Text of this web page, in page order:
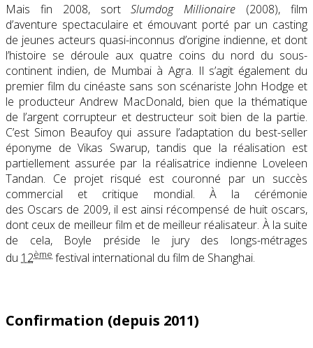
Mais fin 2008, sortSlumdog Millionaire (2008), film
d’aventure spectaculaire et émouvant porté par un casting
de jeunes acteurs quasi-inconnus d’origine indienne, et dont
l’histoire se déroule aux quatre coins du nord du sous-
continent indien, de Mumbai à Agra. Il s’agit également du
premier film du cinéaste sans son scénariste John Hodge et
le producteur Andrew MacDonald, bien que la thématique
de l’argent corrupteur et destructeur soit bien de la partie.
C’est Simon Beaufoy qui assure l’adaptation du best-seller
éponyme de Vikas Swarup, tandis que la réalisation est
partiellement assurée par la réalisatrice indienne Loveleen
Tandan. Ce projet risqué est couronné par un succès
commercial et critique mondial. À la cérémonie
des Oscars de 2009, il est ainsi récompensé de huit oscars,
dont ceux de meilleur film et de meilleur réalisateur. À la suite
de cela, Boyle préside le jury des longs-métrages
du 12ème festival international du film de Shanghai.
Confirmation (depuis 2011)